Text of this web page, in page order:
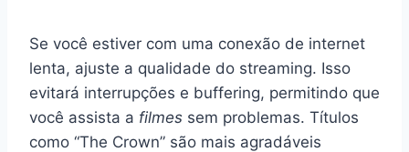
Se você estiver com uma conexão de internet
lenta, ajuste a qualidade do streaming. Isso
evitará interrupções e buffering, permitindo que
você assista a filmes sem problemas. Títulos
como “The Crown” são mais agradáveis